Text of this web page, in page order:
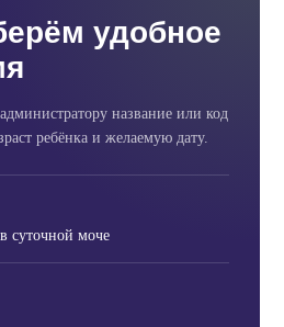
удобное
название или код
ребёнка и желаемую дату.
суточной моче